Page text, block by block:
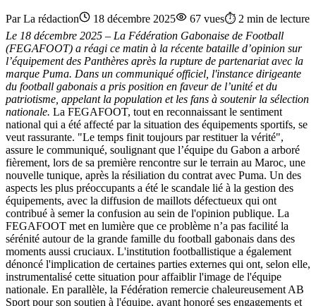
ParLa rédaction 18 décembre 2025 67 vues⏱️ 2 min de lecture
Le 18 décembre 2025 – La Fédération Gabonaise de Football
(FEGAFOOT) a réagi ce matin à la récente bataille d’opinion sur
l’équipement des Panthères après la rupture de partenariat avec la
marque Puma. Dans un communiqué officiel, l'instance dirigeante
du football gabonais a pris position en faveur de l’unité et du
patriotisme, appelant la population et les fans à soutenir la sélection
nationale. La FEGAFOOT, tout en reconnaissant le sentiment
national qui a été affecté par la situation des équipements sportifs, se
veut rassurante. "Le temps finit toujours par restituer la vérité",
assure le communiqué, soulignant que l’équipe du Gabon a arboré
fièrement, lors de sa première rencontre sur le terrain au Maroc, une
nouvelle tunique, après la résiliation du contrat avec Puma. Un des
aspects les plus préoccupants a été le scandale lié à la gestion des
équipements, avec la diffusion de maillots défectueux qui ont
contribué à semer la confusion au sein de l'opinion publique. La
FEGAFOOT met en lumière que ce problème n’a pas facilité la
sérénité autour de la grande famille du football gabonais dans des
moments aussi cruciaux. L'institution footballistique a également
dénoncé l'implication de certaines parties externes qui ont, selon elle,
instrumentalisé cette situation pour affaiblir l'image de l'équipe
nationale. En parallèle, la Fédération remercie chaleureusement AB
Sport pour son soutien à l'équipe, ayant honoré ses engagements et